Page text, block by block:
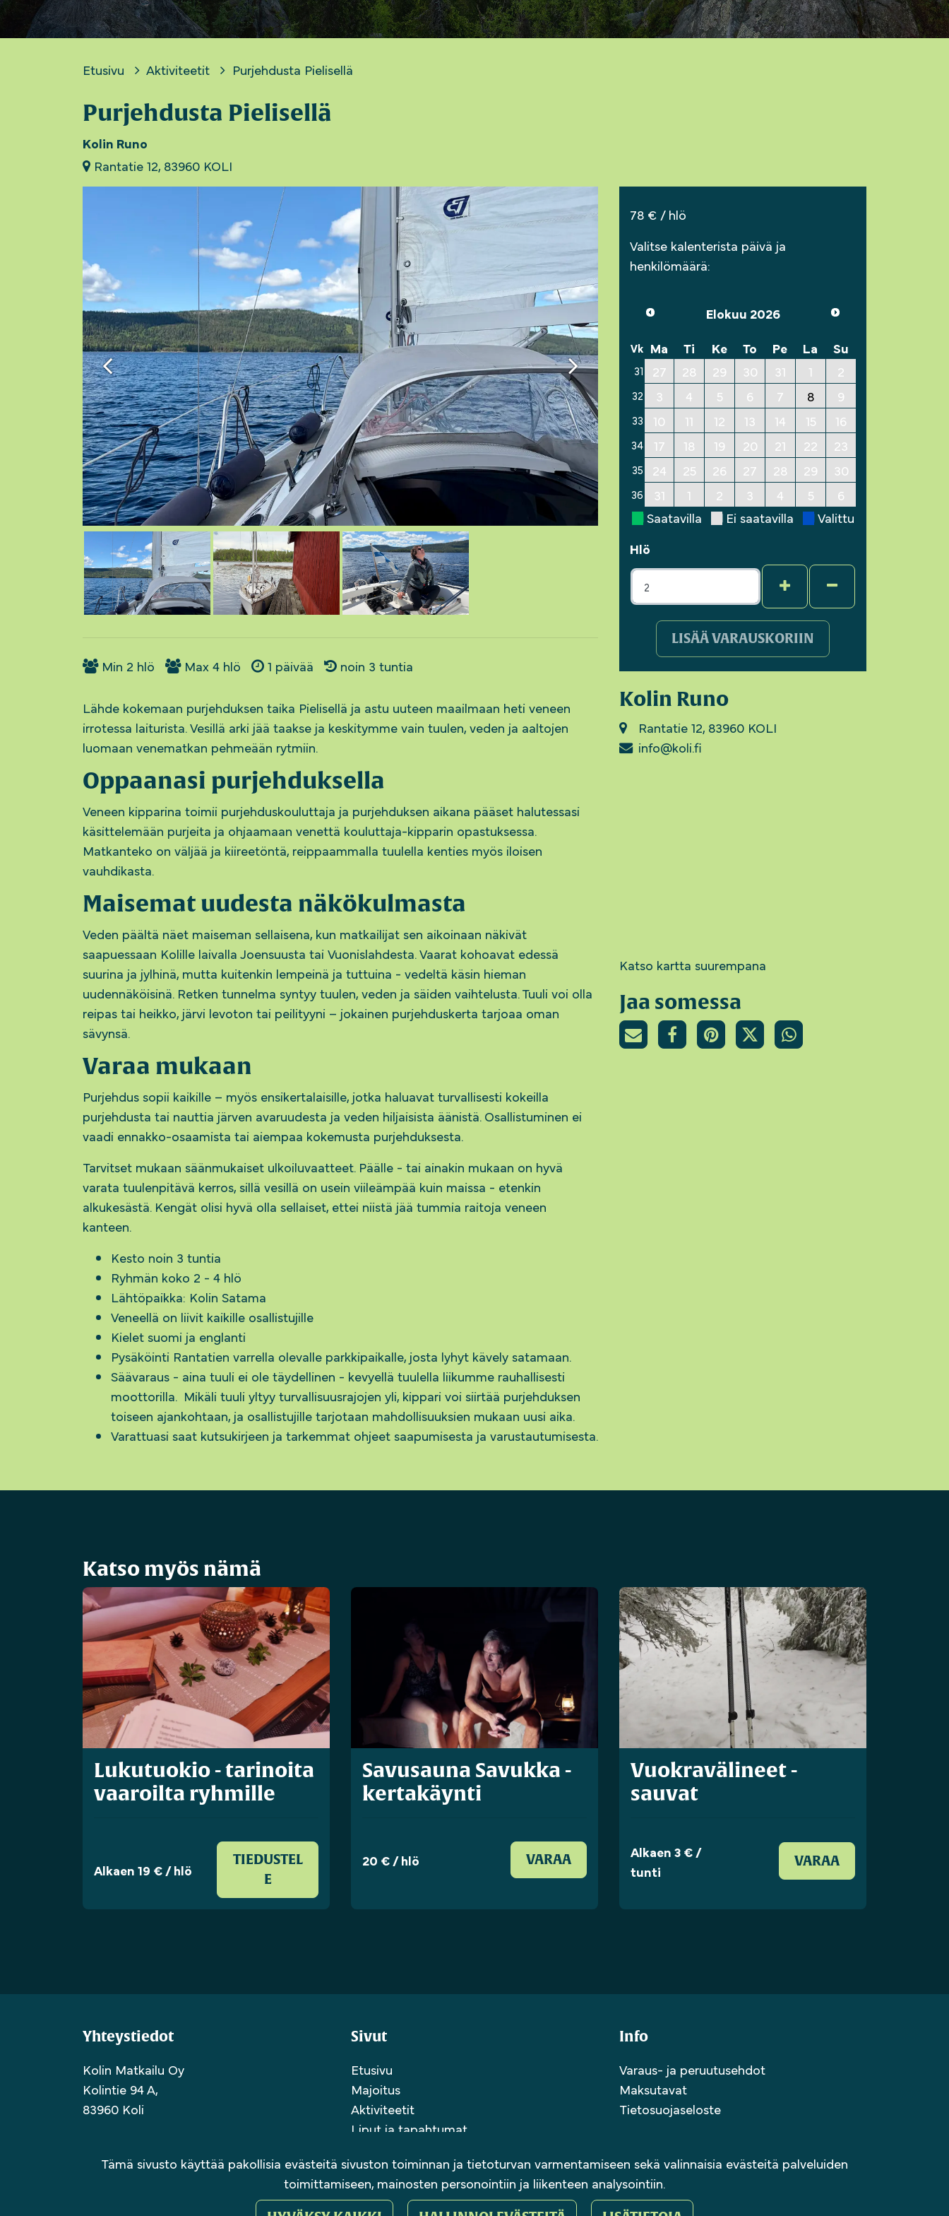
Tämä sivusto käyttää pakollisia evästeitä sivuston toiminnan ja tietoturvan varmentamiseen sekä valinnaisia evästeitä palveluiden
toimittamiseen, mainosten personointiin ja liikenteen analysointiin.
Etusivu Aktiviteetit Purjehdusta Pielisellä
Purjehdusta Pielisellä
Kolin Runo
Rantatie 12, 83960 KOLI
Min 2 hlö Max4 hlö 1 päivää noin 3 tuntia
Lähde kokemaan purjehduksen taika Pielisellä ja astu uuteen maailmaan heti veneen
irrotessa laiturista. Vesillä arki jää taakse ja keskitymme vain tuulen, veden ja aaltojen
luomaan venematkan pehmeään rytmiin.
Oppaanasi purjehduksella
Veneen kipparina toimii purjehduskouluttaja ja purjehduksen aikana pääset halutessasi
käsittelemään purjeita ja ohjaamaan venettä kouluttaja-kipparin opastuksessa.
Matkanteko on väljää ja kiireetöntä, reippaammalla tuulella kenties myös iloisen
vauhdikasta.
Maisemat uudesta näkökulmasta
Veden päältä näet maiseman sellaisena, kun matkailijat sen aikoinaan näkivät
saapuessaan Kolille laivalla Joensuusta tai Vuonislahdesta. Vaarat kohoavat edessä
suurina ja jylhinä, mutta kuitenkin lempeinä ja tuttuina - vedeltä käsin hieman
uudennäköisinä. Retken tunnelma syntyy tuulen, veden ja säiden vaihtelusta. Tuuli voi olla
reipas tai heikko, järvi levoton tai peilityyni – jokainen purjehduskerta tarjoaa oman
sävynsä.
Varaa mukaan
Purjehdus sopii kaikille – myös ensikertalaisille, jotka haluavat turvallisesti kokeilla
purjehdusta tai nauttia järven avaruudesta ja veden hiljaisista äänistä. Osallistuminen ei
vaadi ennakko-osaamista tai aiempaa kokemusta purjehduksesta.
Tarvitset mukaan säänmukaiset ulkoiluvaatteet. Päälle - tai ainakin mukaan on hyvä
varata tuulenpitävä kerros, sillä vesillä on usein viileämpää kuin maissa - etenkin
alkukesästä. Kengät olisi hyvä olla sellaiset, ettei niistä jää tummia raitoja veneen
kanteen.
Kesto noin 3 tuntia
Ryhmän koko 2 - 4 hlö
Lähtöpaikka: Kolin Satama
Veneellä on liivit kaikille osallistujille
Kielet suomi ja englanti
Pysäköinti Rantatien varrella olevalle parkkipaikalle, josta lyhyt kävely satamaan.
Säävaraus - aina tuuli ei ole täydellinen - kevyellä tuulella liikumme rauhallisesti
moottorilla. Mikäli tuuli yltyy turvallisuusrajojen yli, kippari voi siirtää purjehduksen
toiseen ajankohtaan, ja osallistujille tarjotaan mahdollisuuksien mukaan uusi aika.
Varattuasi saat kutsukirjeen ja tarkemmat ohjeet saapumisesta ja varustautumisesta.
78 € / hlö
Valitse kalenterista päivä ja
henkilömäärä:
Elokuu 2026
Vk Ma Ti Ke To Pe La Su
31 27 28 29 30 31 1 2
32 3 4 5 6 7 8 9
33 10 11 12 13 14 15 16
34 17 18 19 20 21 22 23
35 24 25 26 27 28 29 30
36 31 1 2 3 4 5
6
Saatavilla
Ei saatavilla
Valittu
Hlö
+
-
LISÄÄ VARAUSKORIIN
Kolin Runo
Rantatie 12, 83960 KOLI
info@koli.fi
Katso kartta suurempana
Jaa somessa
Katso myös nämä
Lukutuokio - tarinoita
vaaroilta ryhmille
Alkaen 19 € / hlö
TIEDUSTEL
E
Savusauna Savukka -
kertakäynti
20 € / hlö VARAA
Vuokravälineet -
sauvat
Alkaen 3 € /
tunti
VARAA
Yhteystiedot
Kolin Matkailu Oy
Kolintie 94 A,
83960 Koli
Sivut
Etusivu
Majoitus
Aktiviteetit
Liput ja tapahtumat
Info
Varaus- ja peruutusehdot
Maksutavat
Tietosuojaseloste
© Kolin Matkailu Oy 2025 | Sivusto:atFlow.